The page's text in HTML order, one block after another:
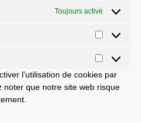
Toujours activé
l’utilisation de cookies par
noter que notre site web risque